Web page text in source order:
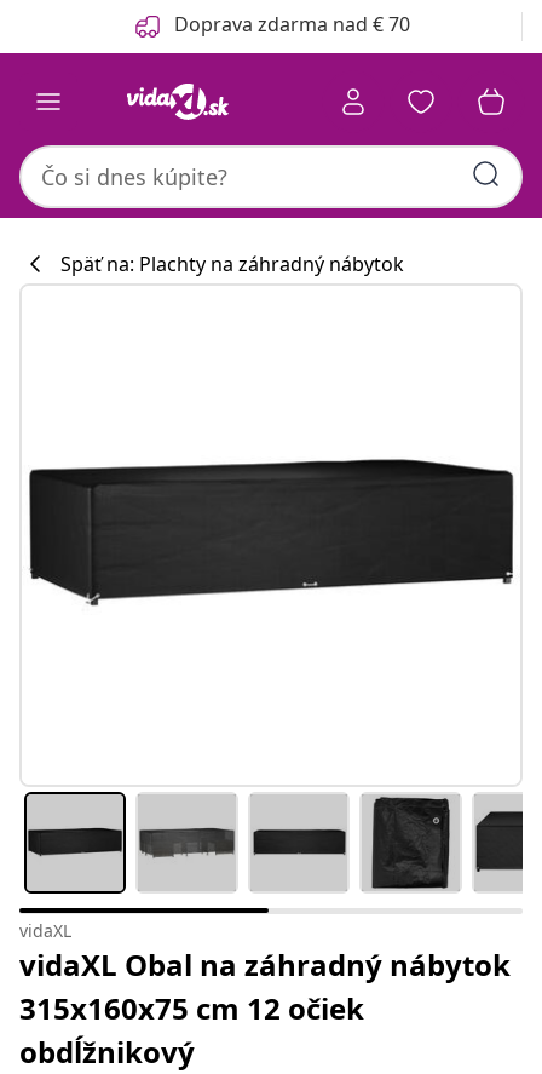
Predchádzajúce Doprava zdarma nad € 70
Späť na: Plachty na záhradný nábytok
vidaXL
vidaXL Obal na záhradný nábytok
315x160x75 cm 12 očiek
obdĺžnikový